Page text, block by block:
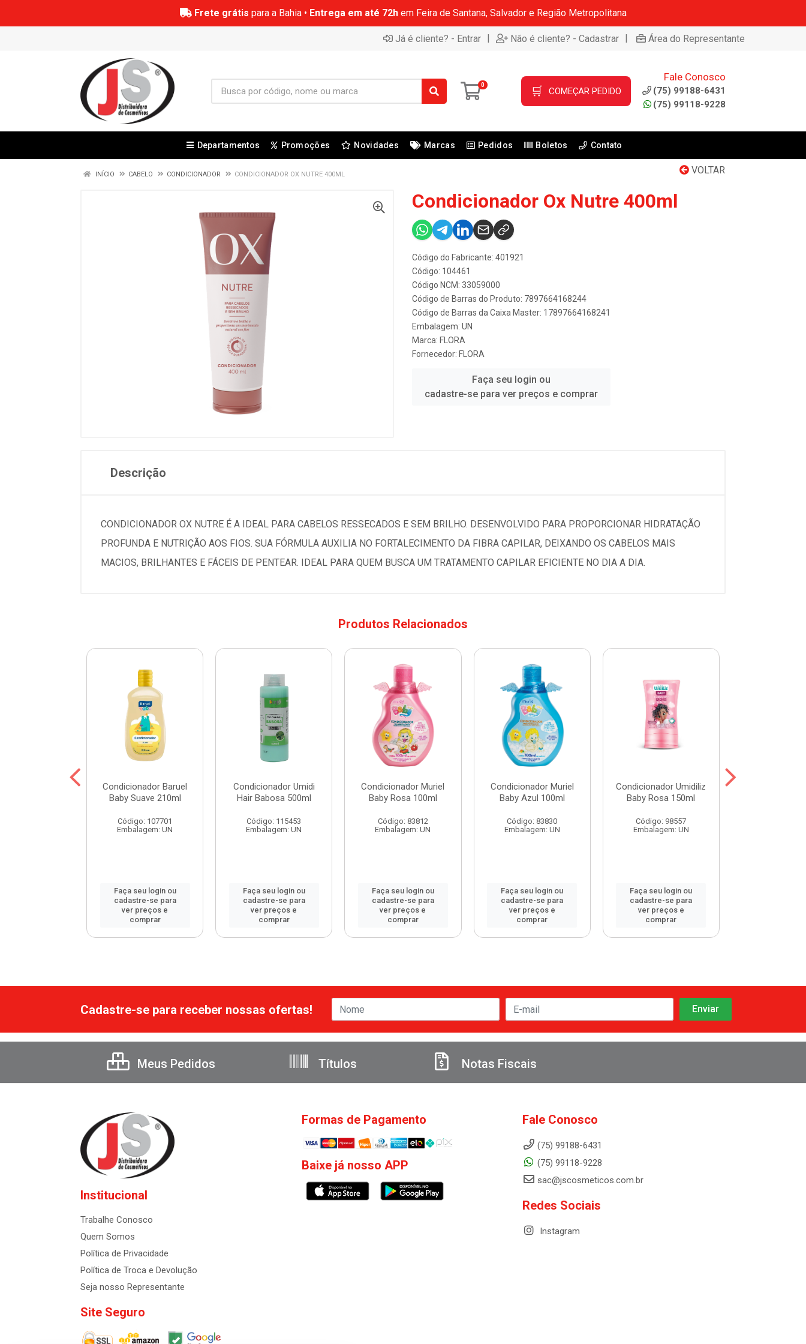
Frete grátis para a Bahia • Entrega em até 72hem Feira de Santana, Salvador e Região Metropolitana
Já é cliente? - Entrar | Não é cliente? - Cadastrar | Área do Representante
0 🛒 COMEÇAR PEDIDO
Fale Conosco
(75) 99188-6431
(75) 99118-9228
Departamentos Promoções Novidades Marcas Pedidos Boletos Contato
VOLTAR
INÍCIO CABELO CONDICIONADOR CONDICIONADOR OX NUTRE 400ML
Condicionador Ox Nutre 400ml
Código do Fabricante: 401921
Código: 104461
Código NCM: 33059000
Código de Barras do Produto: 7897664168244
Código de Barras da Caixa Master: 17897664168241
Embalagem: UN
Marca: FLORA
Fornecedor: FLORA
Faça seu login ou
cadastre-se para ver preços e comprar
Descrição
CONDICIONADOR OX NUTRE É A IDEAL PARA CABELOS RESSECADOS E SEM BRILHO. DESENVOLVIDO PARA PROPORCIONAR HIDRATAÇÃO
PROFUNDA E NUTRIÇÃO AOS FIOS. SUA FÓRMULA AUXILIA NO FORTALECIMENTO DA FIBRA CAPILAR, DEIXANDO OS CABELOS MAIS
MACIOS, BRILHANTES E FÁCEIS DE PENTEAR. IDEAL PARA QUEM BUSCA UM TRATAMENTO CAPILAR EFICIENTE NO DIA A DIA.
Produtos Relacionados
Condicionador Baruel
Baby Suave 210ml
Código: 107701
Embalagem: UN
Faça seu login ou
cadastre-se para
ver preços e
comprar
Condicionador Umidi
Hair Babosa 500ml
Código: 115453
Embalagem: UN
Faça seu login ou
cadastre-se para
ver preços e
comprar
Condicionador Muriel
Baby Rosa 100ml
Código: 83812
Embalagem: UN
Faça seu login ou
cadastre-se para
ver preços e
comprar
Condicionador Muriel
Baby Azul 100ml
Código: 83830
Embalagem: UN
Faça seu login ou
cadastre-se para
ver preços e
comprar
Condicionador Umidiliz
Baby Rosa 150ml
Código: 98557
Embalagem: UN
Faça seu login ou
cadastre-se para
ver preços e
comprar
Cadastre-se para receber nossas ofertas!
Meus Pedidos Títulos Notas Fiscais
Institucional
Trabalhe Conosco
Quem Somos
Política de Privacidade
Política de Troca e Devolução
Seja nosso Representante
Site Seguro
Formas de Pagamento
Baixe já nosso APP
Fale Conosco
(75) 99188-6431
(75) 99118-9228
sac@jscosmeticos.com.br
Redes Sociais
Instagram